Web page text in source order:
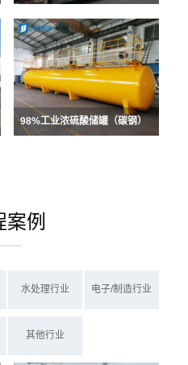
98%工业浓硫酸储罐（碳钢）
案例
水处理行业 电子/制造行业
其他行业